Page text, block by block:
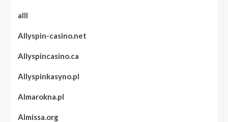
alll
Allyspin-casino.net
Allyspincasino.ca
Allyspinkasyno.pl
Almarokna.pl
Almissa.org